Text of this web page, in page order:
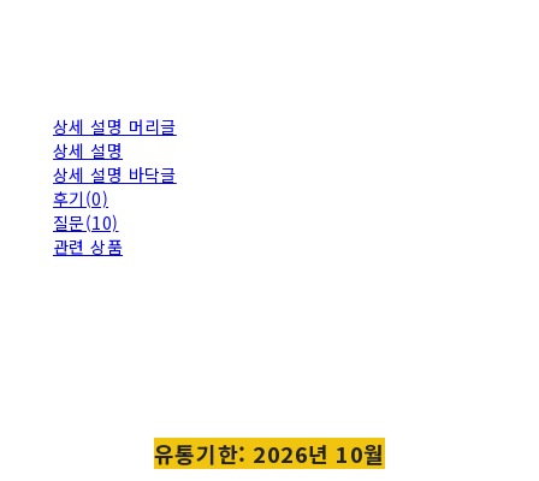
상세 설명 머리글
상세 설명
상세 설명 바닥글
후기(0)
질문(10)
관련 상품
유통기한: 2026년 10월